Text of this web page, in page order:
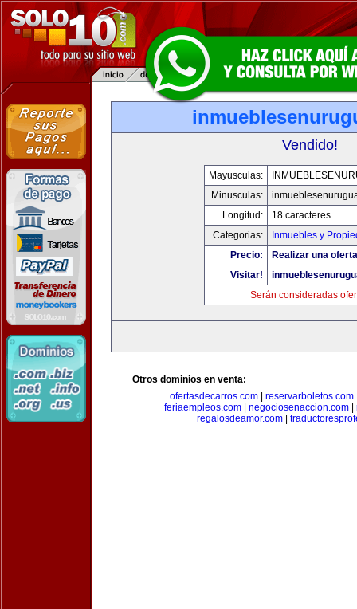
Vendido!
Mayusculas:
Minusculas:
Longitud:
18 caracteres
Categorias:
Inmuebles y
Precio:
Realizar una
Visitar!
Serán consideradas
Otros dominios en venta:
ofertasdecarros.com| reservarboletos.com
feriaempleos.com
negociosenaccion.com
regalosdeamor.com